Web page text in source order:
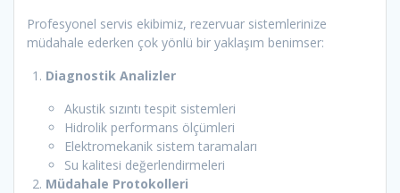
Profesyonel servis ekibimiz, rezervuar sistemlerinize
müdahale ederken çok yönlü bir yaklaşım benimser:
Diagnostik Analizler
Akustik sızıntı tespit sistemleri
Hidrolik performans ölçümleri
Elektromekanik sistem taramaları
Su kalitesi değerlendirmeleri
Müdahale Protokolleri